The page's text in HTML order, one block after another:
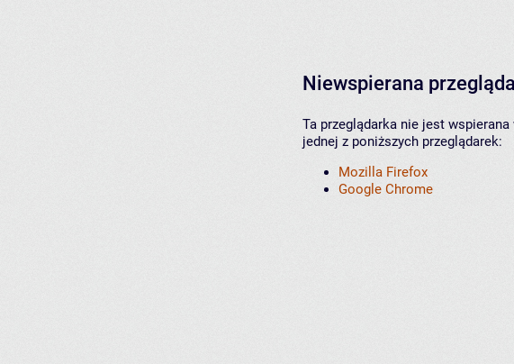
Niewspierana
Ta przeglądarka nie jest
jednej z poniższych przeglądarek:
Mozilla Firefox
Google Chrome